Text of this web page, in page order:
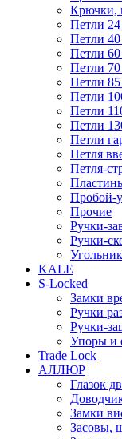
Крючки,
Петли
Петли
Петли
Петли
Петли
Петли
Петли
Петли
Петли
Петля
Петля-
Пробой-
Прочие
Ручки-
Ручки-
KALE
S-Locked
Замки
Ручки
Ручки-
Упоры и
Trade Lock
АЛЛЮР
Глазок
Замки
Засовы,